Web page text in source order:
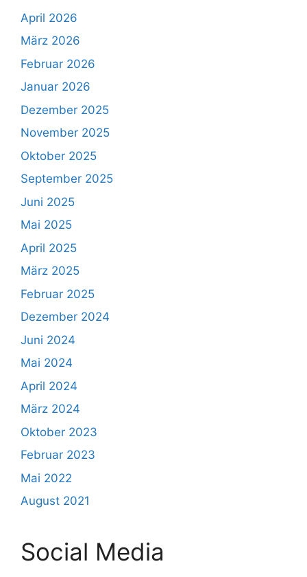
April 2026
März 2026
Februar 2026
Januar 2026
Dezember 2025
November 2025
Oktober 2025
September 2025
Juni 2025
Mai 2025
April 2025
März 2025
Februar 2025
Dezember 2024
Juni 2024
Mai 2024
April 2024
März 2024
Oktober 2023
Februar 2023
Mai 2022
August 2021
Social Media